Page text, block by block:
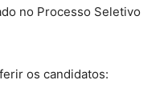
no Processo Seletivo
os candidatos: